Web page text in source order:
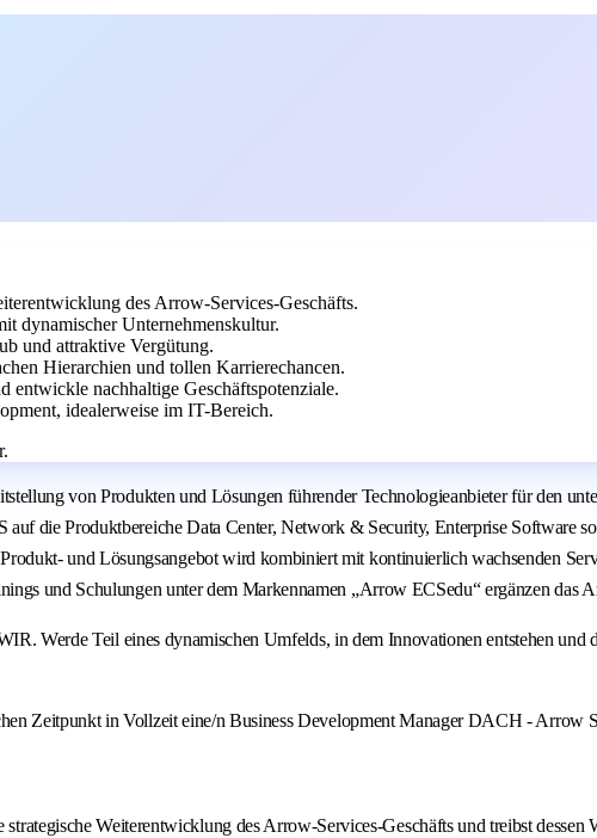
des Arrow-Services-Geschäfts.
dynamischer Unternehmenskultur.
und attraktive Vergütung.
Hierarchien und tollen Karrierechancen.
entwickle nachhaltige Geschäftspotenziale.
idealerweise im IT-Bereich.
von Produkten und Lösungen führender Technologieanbieter für den
die Produktbereiche Data Center, Network & Security, Enterprise Software
und Lösungsangebot wird kombiniert mit kontinuierlich wachsenden
und Schulungen unter dem Markennamen „Arrow ECSedu“ ergänzen das
Teil eines dynamischen Umfelds, in dem Innovationen entstehen und
Zeitpunkt in Vollzeit eine/n Business Development Manager DACH - Arrow
Weiterentwicklung des Arrow-Services-Geschäfts und treibst dessen